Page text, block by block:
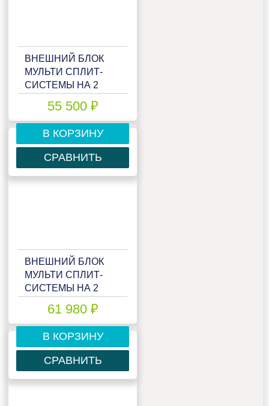
ВНЕШНИЙ БЛОК
МУЛЬТИ СПЛИТ-
СИСТЕМЫ НА 2
MULTI MATCH LAC-
14AIM-OUT
55 500 ₽
В КОРЗИНУ
СРАВНИТЬ
ВНЕШНИЙ БЛОК
МУЛЬТИ СПЛИТ-
СИСТЕМЫ НА 2
MULTI MATCH LAC-
18AIM-OUT
61 980 ₽
В КОРЗИНУ
СРАВНИТЬ